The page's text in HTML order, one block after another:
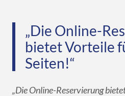
„Die Online-
bietet Vorteile
Seiten!“
„Die Online-Reservierung